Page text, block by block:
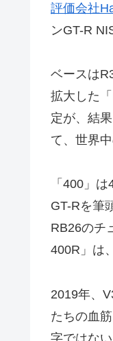
評価会社
ンGT-R
ベースは
拡大した
定が、結
て、世界
「400」
GT-Rを筆
RB26のチ
400R」は
2019年、
たちの血
字ではな